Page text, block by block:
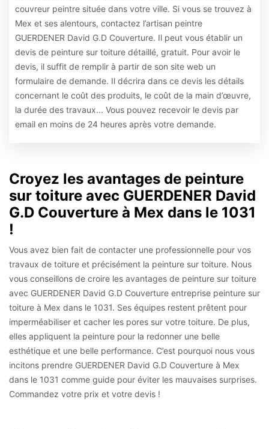
couvreur peintre située dans votre ville. Si vous se trouvez à
Mex et ses alentours, contactez l’artisan peintre
GUERDENER David G.D Couverture. Il peut vous établir un
devis de peinture sur toiture détaillé, gratuit. Pour avoir le
devis, il suffit de remplir à partir de son site web un
formulaire de demande. Il décrira dans ce devis les détails
concernant le coût des produits, le coût de la main d’œuvre,
la durée des travaux... Vous pouvez recevoir le devis par
email en moins de 24 heures après votre demande.
Croyez les avantages de peinture
sur toiture avec GUERDENER David
G.D Couverture à Mex dans le 1031
!
Vous avez bien fait de contacter une professionnelle pour vos
travaux de toiture et précisément la peinture sur toiture. Nous
vous conseillons de croire les avantages de peinture sur toiture
avec GUERDENER David G.D Couverture entreprise peinture sur
toiture à Mex dans le 1031. Ses équipes restent prêtent pour
imperméabiliser et cacher les pores sur votre toiture. De plus,
elles appliquent la peinture pour la redonner une belle
esthétique et une belle performance. C’est pourquoi nous vous
incitons prendre GUERDENER David G.D Couverture à Mex
dans le 1031 comme guide pour éviter les mauvaises surprises.
Commandez votre prix et votre devis !